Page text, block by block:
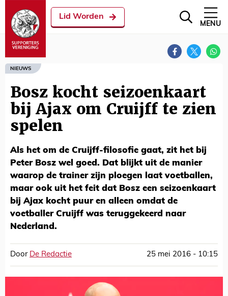
Lid Worden
MENU
NIEUWS
Bosz kocht seizoenkaart
bij Ajax om Cruijff te zien
spelen
Als het om de Cruijff-filosofie gaat, zit het bij
Peter Bosz wel goed. Dat blijkt uit de manier
waarop de trainer zijn ploegen laat voetballen,
maar ook uit het feit dat Bosz een seizoenkaart
bij Ajax kocht puur en alleen omdat de
voetballer Cruijff was teruggekeerd naar
Nederland.
Door De Redactie 25 mei 2016 - 10:15